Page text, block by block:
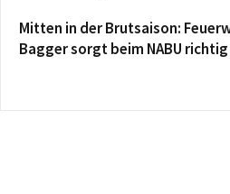
Mitten in der Brutsaison:
Bagger sorgt beim NABU